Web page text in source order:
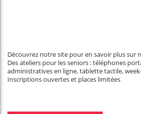
Découvrez notre site pour en savoir plus sur
Des ateliers pour les seniors : téléphones
administratives en ligne, tablette tactile,
Inscriptions ouvertes et places limitées